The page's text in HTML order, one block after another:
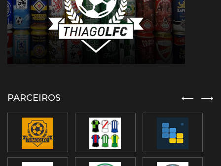
PARCEIROS